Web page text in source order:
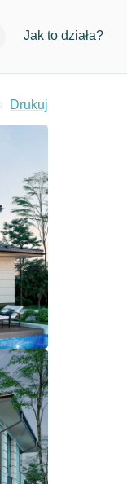
Jak to działa?
Drukuj